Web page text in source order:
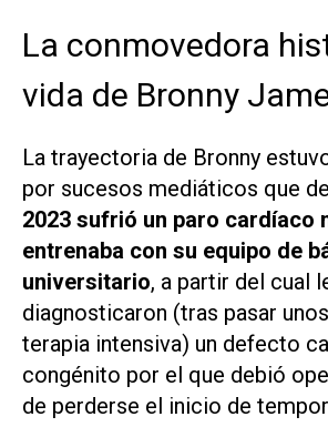
La conmovedora
vida de Bronny
La trayectoria de Bronny
por sucesos mediáticos que
2023 sufrió un paro cardíaco
entrenaba con su equipo de
universitario, a partir del cual
diagnosticaron (tras pasar
terapia intensiva) un defecto
congénito por el que debió
de perderse el inicio de